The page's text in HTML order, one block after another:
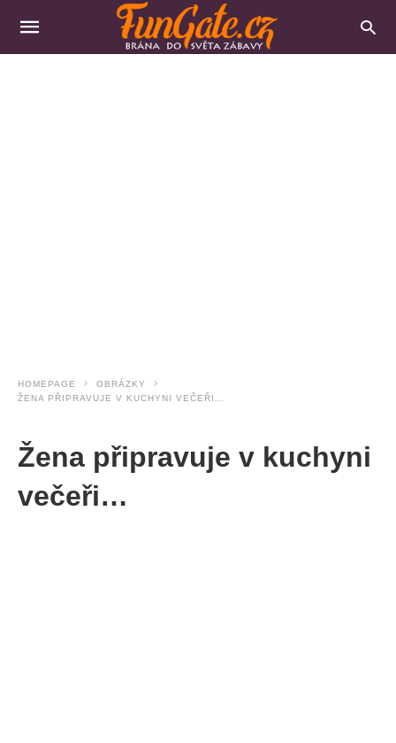
HOMEPAGE
OBRÁZKY
ŽENA PŘIPRAVUJE V KUCHYNI VEČEŘI…
Žena připravuje v kuchyni
večeři…